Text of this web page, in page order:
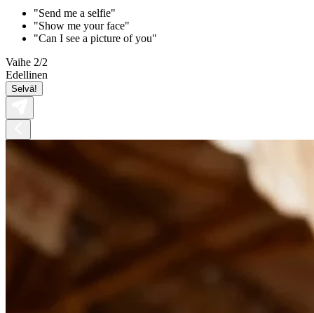
"Send me a selfie"
"Show me your face"
"Can I see a picture of you"
Vaihe 2/2
Edellinen
Selvä!